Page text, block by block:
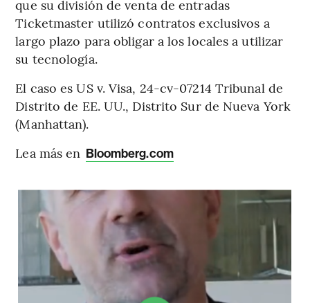
que su división de venta de entradas
Ticketmaster utilizó contratos exclusivos a
largo plazo para obligar a los locales a utilizar
su tecnología.
El caso es US v. Visa, 24-cv-07214 Tribunal de
Distrito de EE. UU., Distrito Sur de Nueva York
(Manhattan).
Lea más en Bloomberg.com